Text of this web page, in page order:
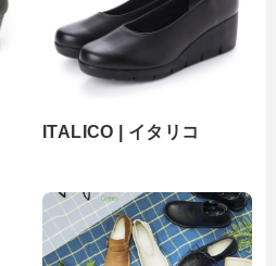
ITALICO | イタリコ